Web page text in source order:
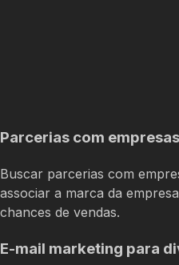
Parcerias com
Buscar parcerias com
associar a marca da
chances de vendas.
E-mail marketing para